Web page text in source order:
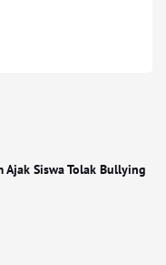
Ajak Siswa Tolak Bullying